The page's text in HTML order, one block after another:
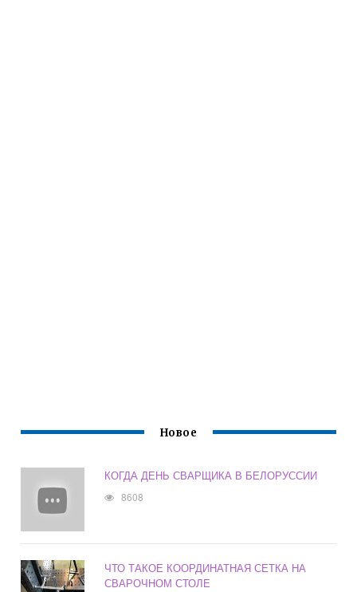
Новое
КОГДА ДЕНЬ СВАРЩИКА В БЕЛОРУССИИ
8608
ЧТО ТАКОЕ КООРДИНАТНАЯ СЕТКА НА
СВАРОЧНОМ СТОЛЕ